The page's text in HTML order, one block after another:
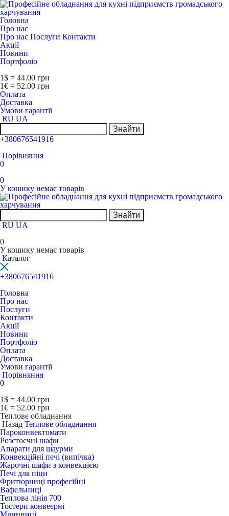
Головна
Про нас
Про нас Послуги Контакти
Акції
Новини
Портфоліо
1$ = 44.00 грн
1€ = 52.00 грн
Оплата
Доставка
Умови гарантії
RU UA
Знайти
+380676541916
Порівняння
0
0
У кошику немає товарів
Знайти
RU UA
0
У кошику немає товарів
Каталог
+380676541916
Головна
Про нас
Послуги
Контакти
Акції
Новини
Портфоліо
Оплата
Доставка
Умови гарантії
Порівняння
0
1$ = 44.00 грн
1€ = 52.00 грн
Теплове обладнання
Назад Теплове обладнання
Пароконвектомати
Розстоєчні шафи
Апарати для шаурми
Конвекційні печі (випічка)
Жарочні шафи з конвекцією
Печі для піци
Фритюрниці професійні
Вафельниці
Теплова лінія 700
Тостери конвеєрні
Млинниці